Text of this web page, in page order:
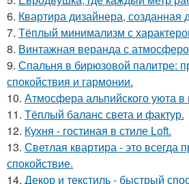
6. Квартира дизайнера, созданная
7. Тёплый минимализм с
8. Винтажная веранда с
9. Спальня в бирюзовой палитре:
спокойствия и гармонии.
10. Атмосфера альпийского уюта в
11. Тёплый баланс света и фактур.
12. Кухня - гостиная в стиле Loft.
13. Светлая квартира - это всегда
спокойствие.
14. Декор и текстиль - быстрый